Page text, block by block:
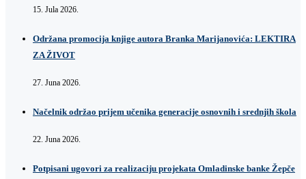
15. Jula 2026.
Održana promocija knjige autora Branka Marijanovića: LEKTIRA
ZA ŽIVOT
27. Juna 2026.
Načelnik održao prijem učenika generacije osnovnih i srednjih škola
22. Juna 2026.
Potpisani ugovori za realizaciju projekata Omladinske banke Žepče